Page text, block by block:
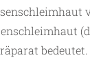
bedeutet.